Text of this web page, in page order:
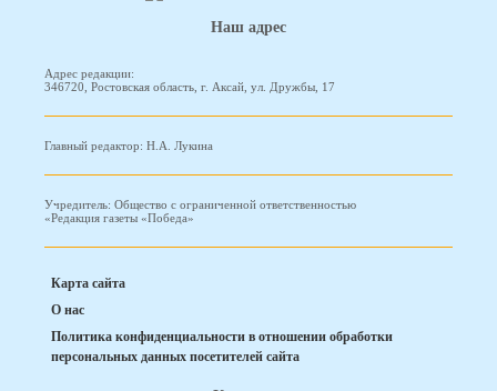
Наш адрес
Адрес редакции:
346720, Ростовская область, г. Аксай, ул. Дружбы, 17
Главный редактор: Н.А. Лукина
Учредитель: Общество с ограниченной ответственностью
«Редакция газеты «Победа»
Карта сайта
О нас
Политика конфиденциальности в отношении обработки
персональных данных посетителей сайта